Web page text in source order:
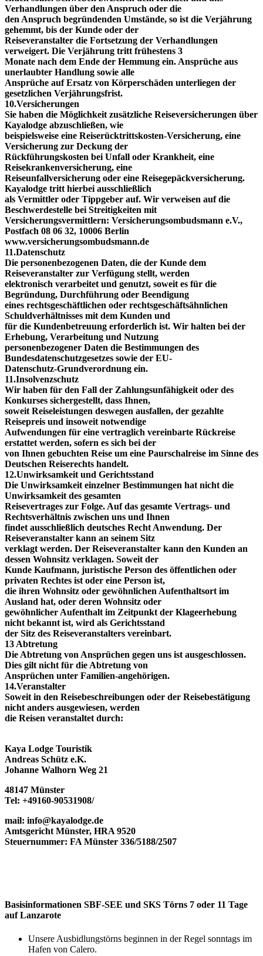
Verhandlungen über den Anspruch oder die
den Anspruch begründenden Umstände, so ist die Verjährung
gehemmt, bis der Kunde oder der
Reiseveranstalter die Fortsetzung der Verhandlungen
verweigert. Die Verjährung tritt frühestens 3
Monate nach dem Ende der Hemmung ein. Ansprüche aus
unerlaubter Handlung sowie alle
Ansprüche auf Ersatz von Körperschäden unterliegen der
gesetzlichen Verjährungsfrist.
10.Versicherungen
Sie haben die Möglichkeit zusätzliche Reiseversicherungen über
Kayalodge abzuschließen, wie
beispielsweise eine Reiserücktrittskosten-Versicherung, eine
Versicherung zur Deckung der
Rückführungskosten bei Unfall oder Krankheit, eine
Reisekrankenversicherung, eine
Reiseunfallversicherung oder eine Reisegepäckversicherung.
Kayalodge tritt hierbei ausschließlich
als Vermittler oder Tippgeber auf. Wir verweisen auf die
Beschwerdestelle bei Streitigkeiten mit
Versicherungsvermittlern: Versicherungsombudsmann e.V.,
Postfach 08 06 32, 10006 Berlin
www.versicherungsombudsmann.de
11.Datenschutz
Die personenbezogenen Daten, die der Kunde dem
Reiseveranstalter zur Verfügung stellt, werden
elektronisch verarbeitet und genutzt, soweit es für die
Begründung, Durchführung oder Beendigung
eines rechtsgeschäftlichen oder rechtsgeschäftsähnlichen
Schuldverhältnisses mit dem Kunden und
für die Kundenbetreuung erforderlich ist. Wir halten bei der
Erhebung, Verarbeitung und Nutzung
personenbezogener Daten die Bestimmungen des
Bundesdatenschutzgesetzes sowie der EU-
Datenschutz-Grundverordnung ein.
11.Insolvenzschutz
Wir haben für den Fall der Zahlungsunfähigkeit oder des
Konkurses sichergestellt, dass Ihnen,
soweit Reiseleistungen deswegen ausfallen, der gezahlte
Reisepreis und insoweit notwendige
Aufwendungen für eine vertraglich vereinbarte Rückreise
erstattet werden, sofern es sich bei der
von Ihnen gebuchten Reise um eine Paurschalreise im Sinne des
Deutschen Reiserechts handelt.
12.Unwirksamkeit und Gerichtsstand
Die Unwirksamkeit einzelner Bestimmungen hat nicht die
Unwirksamkeit des gesamten
Reisevertrages zur Folge. Auf das gesamte Vertrags- und
Rechtsverhältnis zwischen uns und Ihnen
findet ausschließlich deutsches Recht Anwendung. Der
Reiseveranstalter kann an seinem Sitz
verklagt werden. Der Reiseveranstalter kann den Kunden an
dessen Wohnsitz verklagen. Soweit der
Kunde Kaufmann, juristische Person des öffentlichen oder
privaten Rechtes ist oder eine Person ist,
die ihren Wohnsitz oder gewöhnlichen Aufenthaltsort im
Ausland hat, oder deren Wohnsitz oder
gewöhnlicher Aufenthalt im Zeitpunkt der Klageerhebung
nicht bekannt ist, wird als Gerichtsstand
der Sitz des Reiseveranstalters vereinbart.
13 Abtretung
Die Abtretung von Ansprüchen gegen uns ist ausgeschlossen.
Dies gilt nicht für die Abtretung von
Ansprüchen unter Familien-angehörigen.
14.Veranstalter
Soweit in den Reisebeschreibungen oder der Reisebestätigung
nicht anders ausgewiesen, werden
die Reisen veranstaltet durch:
Kaya Lodge Touristik
Andreas Schütz e.K.
Johanne Walhorn Weg 21
48147 Münster
Tel: +49160-90531908/
mail: info@kayalodge.de
Amtsgericht Münster, HRA 9520
Steuernummer: FA Münster 336/5188/2507
Basisinformationen SBF-SEE und SKS Törns 7 oder 11 Tage
auf Lanzarote
Unsere Ausbidlungstörns beginnen in der Regel sonntags im
Hafen von Calero.